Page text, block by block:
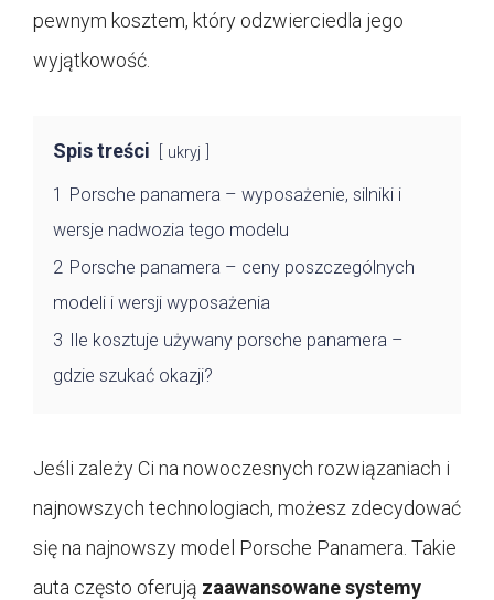
pewnym kosztem, który odzwierciedla jego
wyjątkowość.
Spis treści ukryj
1 Porsche panamera – wyposażenie, silniki i
wersje nadwozia tego modelu
2 Porsche panamera – ceny poszczególnych
modeli i wersji wyposażenia
3 Ile kosztuje używany porsche panamera –
gdzie szukać okazji?
Jeśli zależy Ci na nowoczesnych rozwiązaniach i
najnowszych technologiach, możesz zdecydować
się na najnowszy model Porsche Panamera. Takie
auta często oferują zaawansowane systemy